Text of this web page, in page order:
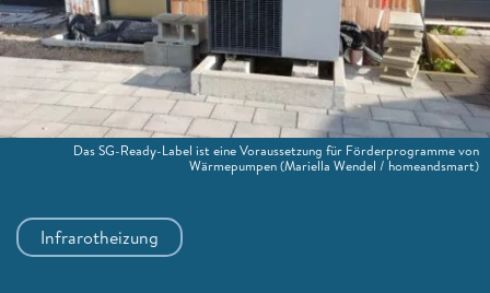
Infrarotheizung
Das SG-Ready-Label ist eine Voraussetzung für Förderprogramme von
Wärmepumpen(Mariella Wendel / homeandsmart)